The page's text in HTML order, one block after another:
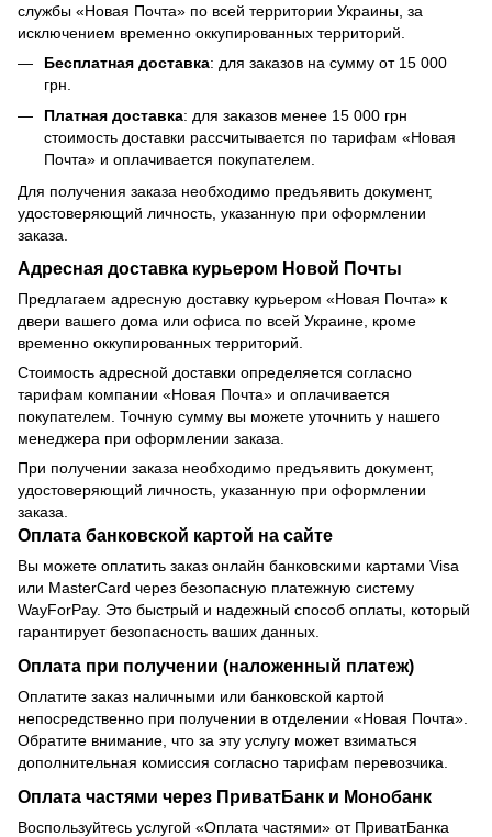
службы «Новая Почта» по всей территории Украины, за
исключением временно оккупированных территорий.
Бесплатная доставка: для заказов на сумму от 15 000
грн.
Платная доставка: для заказов менее 15 000 грн
стоимость доставки рассчитывается по тарифам «Новая
Почта» и оплачивается покупателем.
Для получения заказа необходимо предъявить документ,
удостоверяющий личность, указанную при оформлении
заказа.
Адресная доставка курьером Новой Почты
Предлагаем адресную доставку курьером «Новая Почта» к
двери вашего дома или офиса по всей Украине, кроме
временно оккупированных территорий.
Стоимость адресной доставки определяется согласно
тарифам компании «Новая Почта» и оплачивается
покупателем. Точную сумму вы можете уточнить у нашего
менеджера при оформлении заказа.
При получении заказа необходимо предъявить документ,
удостоверяющий личность, указанную при оформлении
заказа.
Оплата банковской картой на сайте
Вы можете оплатить заказ онлайн банковскими картами Visa
или MasterCard через безопасную платежную систему
WayForPay. Это быстрый и надежный способ оплаты, который
гарантирует безопасность ваших данных.
Оплата при получении (наложенный платеж)
Оплатите заказ наличными или банковской картой
непосредственно при получении в отделении «Новая Почта».
Обратите внимание, что за эту услугу может взиматься
дополнительная комиссия согласно тарифам перевозчика.
Оплата частями через ПриватБанк и Монобанк
Воспользуйтесь услугой «Оплата частями» от ПриватБанка